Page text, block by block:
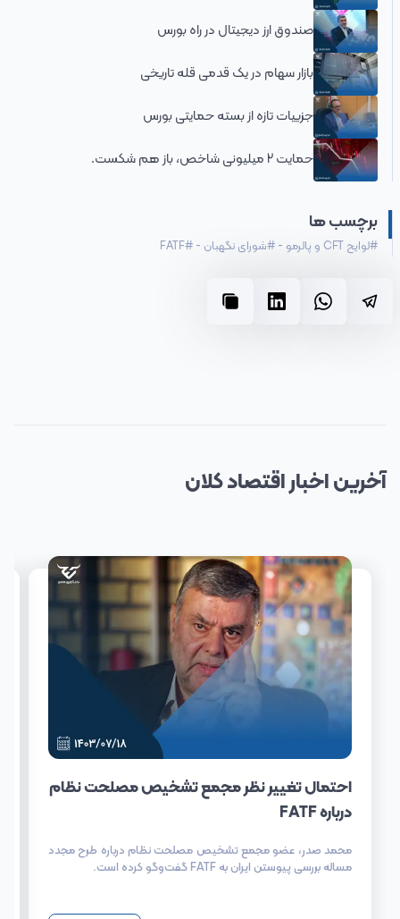
صندوق ارز دیجیتال در راه بورس
بازار سهام در یک قدمی قله تاریخی
جزییات تازه از بسته حمایتی بورس
حمایت 2 میلیونی شاخص، باز هم شکست.
برچسب ها
#لوایح CFT و پالرمو -
#شورای نگهبان -
#
FATF
آخریناخباراقتصاد کلان
احتمال تغییر نظر مجمع تشخیص مصلحت نظام
درباره FATF
محمد صدر، عضو مجمع تشخیص مصلحت نظام درباره طرح مجدد
مساله بررسی پیوستن ایران به FATF گفت‌وگو کرده است.